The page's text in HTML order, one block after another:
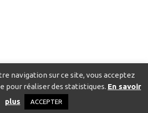
les fournisseurs
confidentialité
navigation sur ce site, vous acceptez
pour réaliser des statistiques. En savoir
plus
ACCEPTER